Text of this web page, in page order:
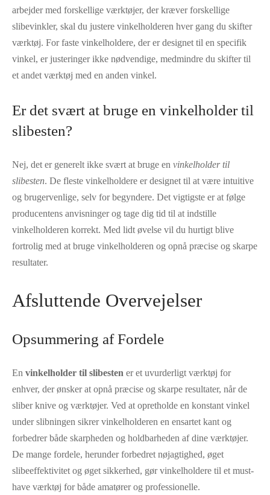
arbejder med forskellige værktøjer, der kræver forskellige
slibevinkler, skal du justere vinkelholderen hver gang du skifter
værktøj. For faste vinkelholdere, der er designet til en specifik
vinkel, er justeringer ikke nødvendige, medmindre du skifter til
et andet værktøj med en anden vinkel.
Er det svært at bruge en vinkelholder til
slibesten?
Nej, det er generelt ikke svært at bruge en vinkelholder til
slibesten. De fleste vinkelholdere er designet til at være intuitive
og brugervenlige, selv for begyndere. Det vigtigste er at følge
producentens anvisninger og tage dig tid til at indstille
vinkelholderen korrekt. Med lidt øvelse vil du hurtigt blive
fortrolig med at bruge vinkelholderen og opnå præcise og skarpe
resultater.
Afsluttende Overvejelser
Opsummering af Fordele
En vinkelholder til slibesten er et uvurderligt værktøj for
enhver, der ønsker at opnå præcise og skarpe resultater, når de
sliber knive og værktøjer. Ved at opretholde en konstant vinkel
under slibningen sikrer vinkelholderen en ensartet kant og
forbedrer både skarpheden og holdbarheden af dine værktøjer.
De mange fordele, herunder forbedret nøjagtighed, øget
slibeeffektivitet og øget sikkerhed, gør vinkelholdere til et must-
have værktøj for både amatører og professionelle.